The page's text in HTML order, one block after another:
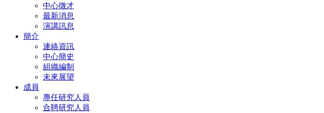
中心徵才
最新消息
演講訊息
簡介
連絡資訊
中心簡史
組織編制
未來展望
成員
專任研究人員
合聘研究人員